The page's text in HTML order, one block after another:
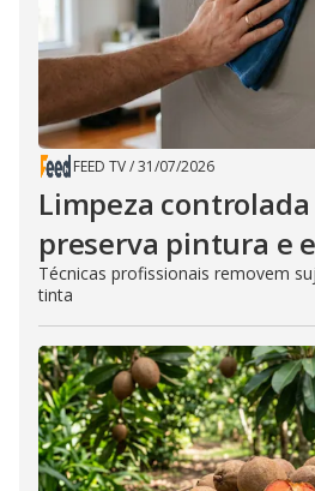
FEED TV/31/07/2026
Limpeza
preserva pintura e
Técnicas profissionais removem
tinta